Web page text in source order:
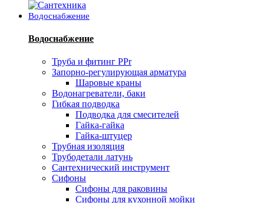
Водоснабжение
Водоснабжение
Труба и фитинг PPr
Запорно-регулирующая арматура
Шаровые краны
Водонагреватели, баки
Гибкая подводка
Подводка для смесителей
Гайка-гайка
Гайка-штуцер
Трубная изоляция
Трубодетали латунь
Сантехнический инструмент
Сифоны
Сифоны для раковины
Сифоны для кухонной мойки